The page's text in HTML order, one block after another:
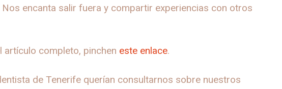
encanta salir fuera y compartir experiencias con otros
artículo completo, pinchen este enlace.
de Tenerife querían consultarnos sobre nuestros